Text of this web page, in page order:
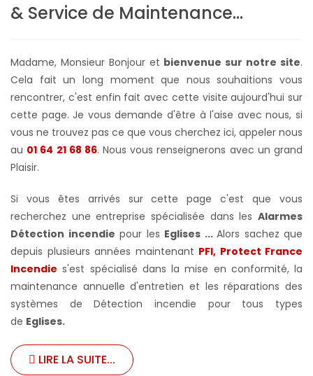
& Service de Maintenance...
Madame, Monsieur Bonjour et bienvenue sur notre site.
Cela fait un long moment que nous souhaitions vous
rencontrer, c'est enfin fait avec cette visite aujourd'hui sur
cette page. Je vous demande d'être à l'aise avec nous, si
vous ne trouvez pas ce que vous cherchez ici, appeler nous
au 01 64 21 68 86. Nous vous renseignerons avec un grand
Plaisir.
Si vous êtes arrivés sur cette page c'est que vous
recherchez une entreprise spécialisée dans les Alarmes
Détection incendie pour les Eglises ... Alors sachez que
depuis plusieurs années maintenant PFI, Protect France
Incendie s'est spécialisé dans la mise en conformité, la
maintenance annuelle d'entretien et les réparations des
systèmes de Détection incendie pour tous types
de Eglises.
LIRE LA SUITE...